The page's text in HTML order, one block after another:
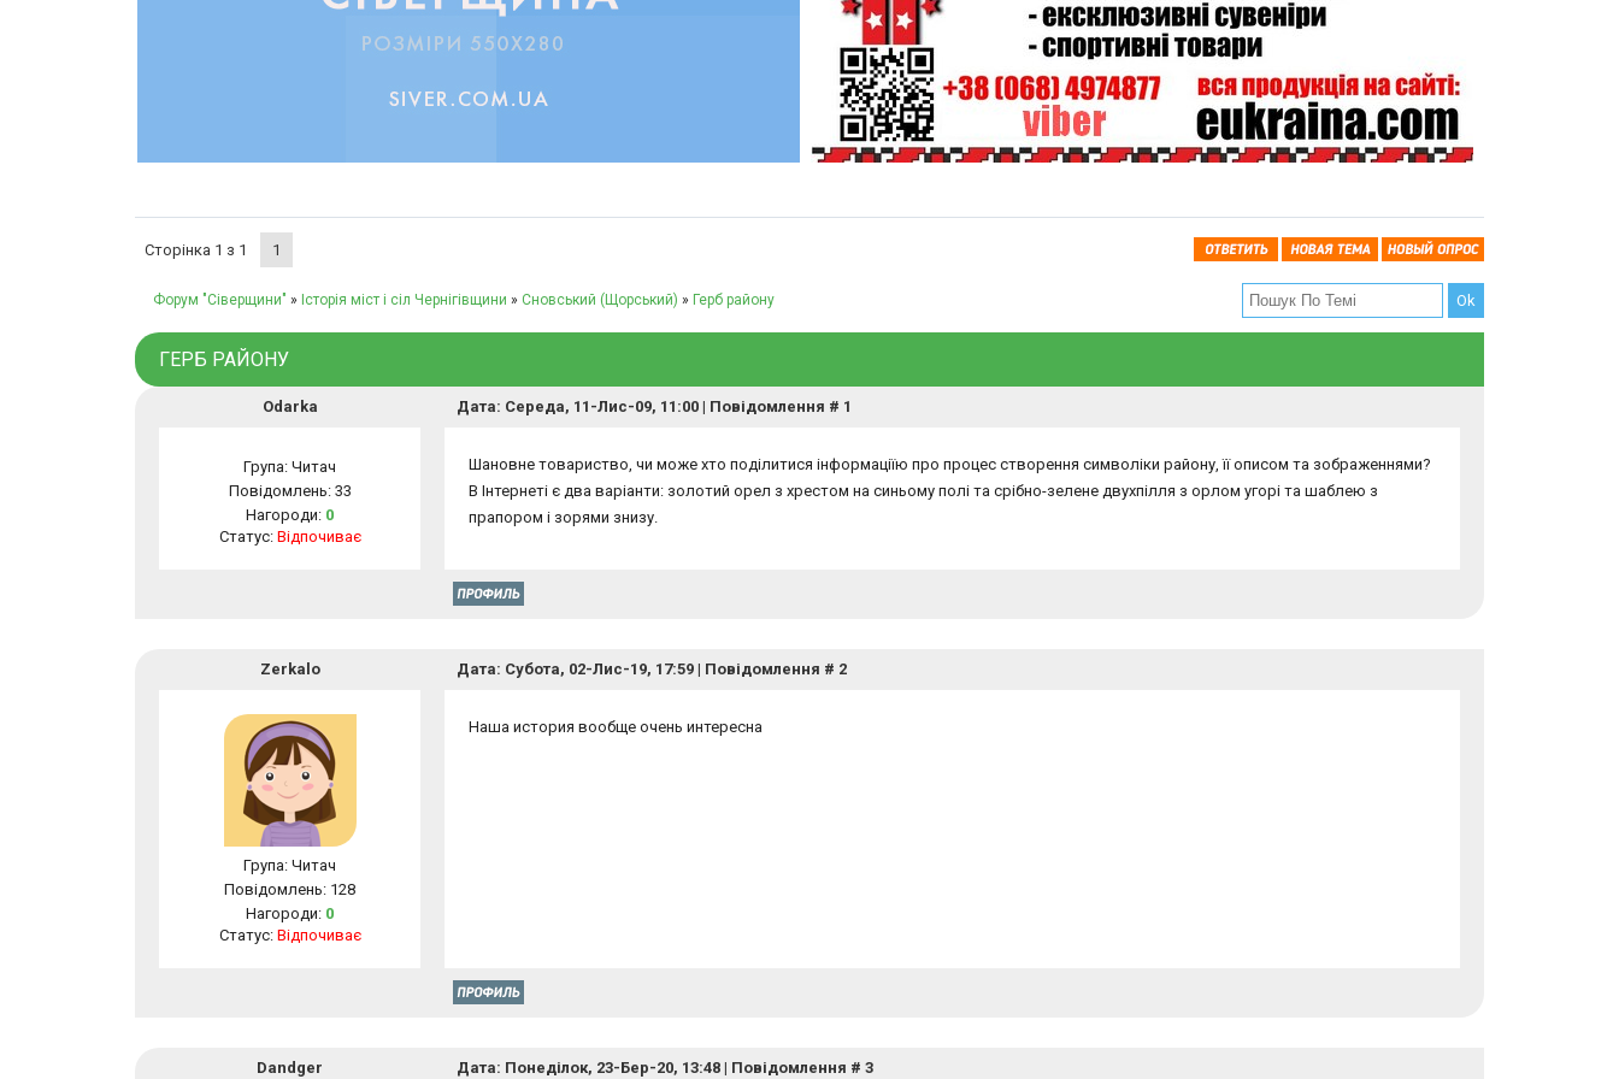
Сторінка 1 з 1 1
Форум "Сіверщини" » Історія міст і сіл Чернігівщини » Сновський (Щорський) » Герб району
ГЕРБ РАЙОНУ
Odarka Дата: Середа, 11-Лис-09, 11:00 | Повідомлення # 1
Група: Читач
Повідомлень: 33
Нагороди: 0
Статус: Відпочиває
Шановне товариство, чи може хто поділитися інформаціїю про процес створення символіки району, її описом та зображеннями?
В Інтернеті є два варіанти: золотий орел з хрестом на синьому полі та срібно-зелене двухпілля з орлом угорі та шаблею з
прапором і зорями знизу.
Zerkalo Дата: Субота, 02-Лис-19, 17:59 | Повідомлення # 2
Група: Читач
Повідомлень: 128
Нагороди: 0
Статус: Відпочиває
Наша история вообще очень интересна
Dandger Дата: Понеділок, 23-Бер-20, 13:48 | Повідомлення # 3